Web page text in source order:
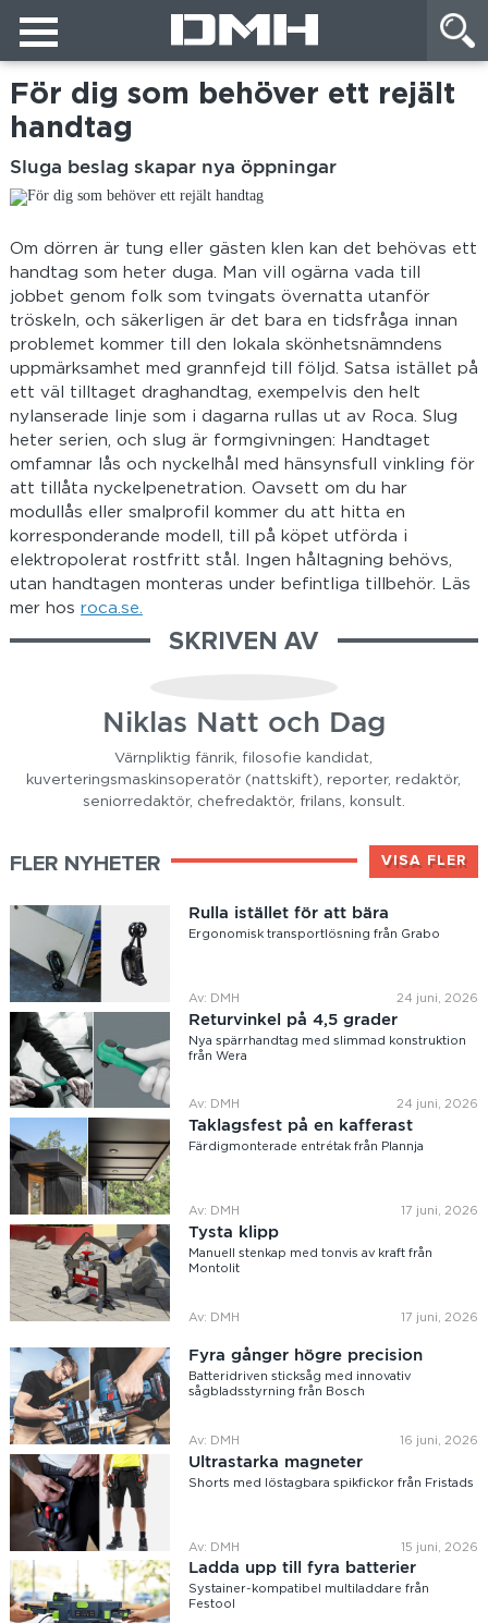
För dig som behöver ett rejält
handtag
Sluga beslag skapar nya öppningar
Om dörren är tung eller gästen klen kan det behövas ett
handtag som heter duga. Man vill ogärna vada till
jobbet genom folk som tvingats övernatta utanför
tröskeln, och säkerligen är det bara en tidsfråga innan
problemet kommer till den lokala skönhetsnämndens
uppmärksamhet med grannfejd till följd. Satsa istället på
ett väl tilltaget draghandtag, exempelvis den helt
nylanserade linje som i dagarna rullas ut av Roca. Slug
heter serien, och slug är formgivningen: Handtaget
omfamnar lås och nyckelhål med hänsynsfull vinkling för
att tillåta nyckelpenetration. Oavsett om du har
modullås eller smalprofil kommer du att hitta en
korresponderande modell, till på köpet utförda i
elektropolerat rostfritt stål. Ingen håltagning behövs,
utan handtagen monteras under befintliga tillbehör. Läs
mer hos roca.se.
SKRIVEN AV
Niklas Natt och Dag
Värnpliktig fänrik, filosofie kandidat,
kuverteringsmaskinsoperatör (nattskift), reporter, redaktör,
seniorredaktör, chefredaktör, frilans, konsult.
FLER NYHETER VISA FLER
Rulla istället för att bära
Ergonomisk transportlösning från Grabo
Av: DMH 24 juni, 2026
Returvinkel på 4,5 grader
Nya spärrhandtag med slimmad konstruktion
från Wera
Av: DMH 24 juni, 2026
Taklagsfest på en kafferast
Färdigmonterade entrétak från Plannja
Av: DMH 17 juni, 2026
Tysta klipp
Manuell stenkap med tonvis av kraft från
Montolit
Av: DMH 17 juni, 2026
Fyra gånger högre precision
Batteridriven sticksåg med innovativ
sågbladsstyrning från Bosch
Av: DMH 16 juni, 2026
Ultrastarka magneter
Shorts med löstagbara spikfickor från Fristads
Av: DMH 15 juni, 2026
Ladda upp till fyra batterier
Systainer-kompatibel multiladdare från
Festool